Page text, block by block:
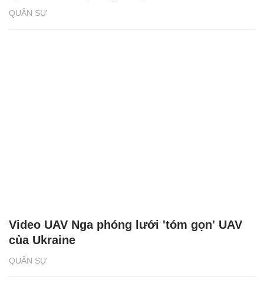
QUÂN SỰ
QUÂN SỰ
Video UAV Nga phóng lưới 'tóm gọn' UAV
của Ukraine